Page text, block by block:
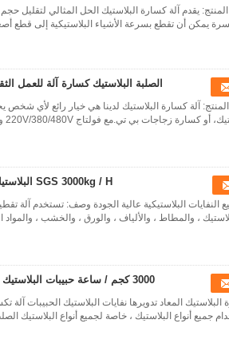
يقدم آلة كسارة البلاستيك الحل المثالي لتقليل
يمكن أن تقطع بسرعة الأشياء البلاستيكية إلى قطع
الصلبة البلاستيك كسارة آلة للعمل
آلة كسارة البلاستيك لدينا هي خيار رائع لأي شخص
SGS 3000kg / H البلاستيك كسارة الخردة المعدنية آلة تقطيع النفايات
النفايات البلاستيكية عالية الجودة وصف: تستخدم آلة
، والمطاط ، والألياف ، والورق ، والخشب ،
3000 كجم / ساعة حبيبات البلاستيك المعاد تدويرها آلة تكسير البلاستيك المكسور
البلاستيك المعاد تدويرها نفايات البلاستيك الحبيبات
جميع أنواع البلاستيك ، خاصة لجميع أنواع البلاستيك